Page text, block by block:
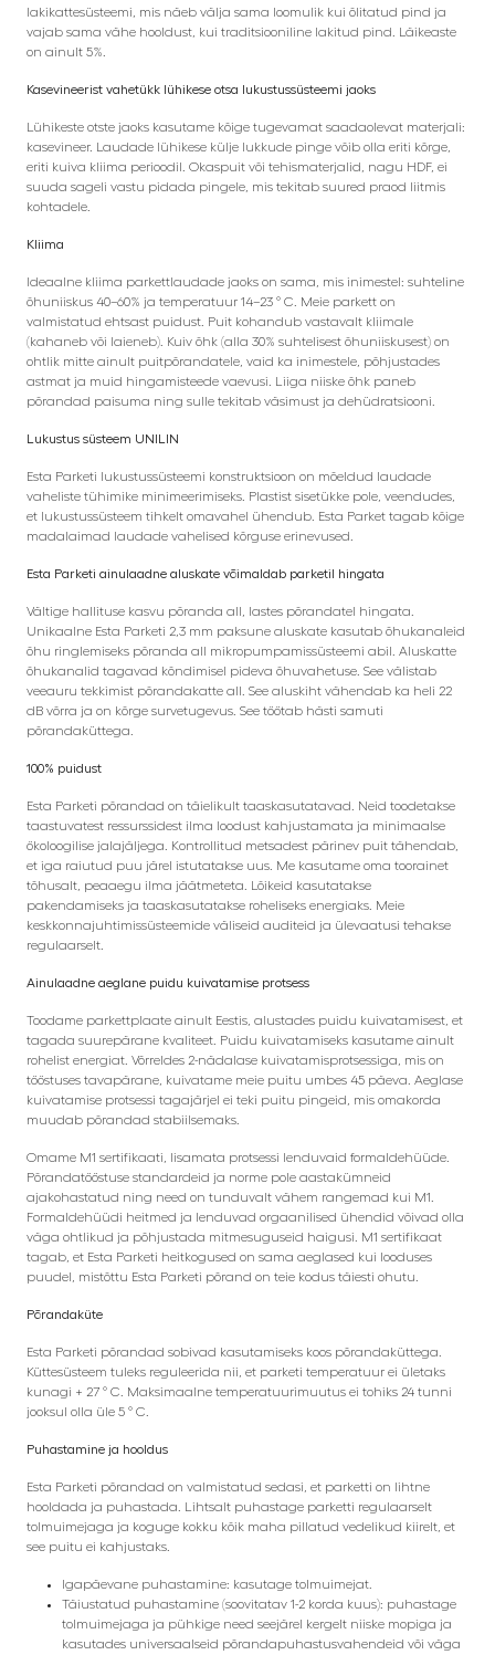
lakikattesüsteemi, mis näeb välja sama loomulik kui õlitatud pind ja
vajab sama vähe hooldust, kui traditsiooniline lakitud pind. Läikeaste
on ainult 5%.
Kasevineerist vahetükk lühikese otsa lukustussüsteemi jaoks
Lühikeste otste jaoks kasutame kõige tugevamat saadaolevat materjali:
kasevineer. Laudade lühikese külje lukkude pinge võib olla eriti kõrge,
eriti kuiva kliima perioodil. Okaspuit või tehismaterjalid, nagu HDF, ei
suuda sageli vastu pidada pingele, mis tekitab suured praod liitmis
kohtadele.
Kliima
Ideaalne kliima parkettlaudade jaoks on sama, mis inimestel: suhteline
õhuniiskus 40–60% ja temperatuur 14–23 ° C. Meie parkett on
valmistatud ehtsast puidust. Puit kohandub vastavalt kliimale
(kahaneb või laieneb). Kuiv õhk (alla 30% suhtelisest õhuniiskusest) on
ohtlik mitte ainult puitpõrandatele, vaid ka inimestele, põhjustades
astmat ja muid hingamisteede vaevusi. Liiga niiske õhk paneb
põrandad paisuma ning sulle tekitab väsimust ja dehüdratsiooni.
Lukustus süsteem UNILIN
Esta Parketi lukustussüsteemi konstruktsioon on mõeldud laudade
vaheliste tühimike minimeerimiseks. Plastist sisetükke pole, veendudes,
et lukustussüsteem tihkelt omavahel ühendub. Esta Parket tagab kõige
madalaimad laudade vahelised kõrguse erinevused.
Esta Parketi ainulaadne aluskate võimaldab parketil hingata
Vältige hallituse kasvu põranda all, lastes põrandatel hingata.
Unikaalne Esta Parketi 2,3 mm paksune aluskate kasutab õhukanaleid
õhu ringlemiseks põranda all mikropumpamissüsteemi abil. Aluskatte
õhukanalid tagavad kõndimisel pideva õhuvahetuse. See välistab
veeauru tekkimist põrandakatte all. See aluskiht vähendab ka heli 22
dB võrra ja on kõrge survetugevus. See töötab hästi samuti
põrandaküttega.
100% puidust
Esta Parketi põrandad on täielikult taaskasutatavad. Neid toodetakse
taastuvatest ressurssidest ilma loodust kahjustamata ja minimaalse
ökoloogilise jalajäljega. Kontrollitud metsadest pärinev puit tähendab,
et iga raiutud puu järel istutatakse uus. Me kasutame oma toorainet
tõhusalt, peaaegu ilma jäätmeteta. Lõikeid kasutatakse
pakendamiseks ja taaskasutatakse roheliseks energiaks. Meie
keskkonnajuhtimissüsteemide väliseid auditeid ja ülevaatusi tehakse
regulaarselt.
Ainulaadne aeglane puidu kuivatamise protsess
Toodame parkettplaate ainult Eestis, alustades puidu kuivatamisest, et
tagada suurepärane kvaliteet. Puidu kuivatamiseks kasutame ainult
rohelist energiat. Võrreldes 2-nädalase kuivatamisprotsessiga, mis on
tööstuses tavapärane, kuivatame meie puitu umbes 45 päeva. Aeglase
kuivatamise protsessi tagajärjel ei teki puitu pingeid, mis omakorda
muudab põrandad stabiilsemaks.
Omame M1 sertifikaati, lisamata protsessi lenduvaid formaldehüüde.
Põrandatööstuse standardeid ja norme pole aastakümneid
ajakohastatud ning need on tunduvalt vähem rangemad kui M1.
Formaldehüüdi heitmed ja lenduvad orgaanilised ühendid võivad olla
väga ohtlikud ja põhjustada mitmesuguseid haigusi. M1 sertifikaat
tagab, et Esta Parketi heitkogused on sama aeglased kui looduses
puudel, mistõttu Esta Parketi põrand on teie kodus täiesti ohutu.
Põrandaküte
Esta Parketi põrandad sobivad kasutamiseks koos põrandaküttega.
Küttesüsteem tuleks reguleerida nii, et parketi temperatuur ei ületaks
kunagi + 27 ° C. Maksimaalne temperatuurimuutus ei tohiks 24 tunni
jooksul olla üle 5 ° C.
Puhastamine ja hooldus
Esta Parketi põrandad on valmistatud sedasi, et parketti on lihtne
hooldada ja puhastada. Lihtsalt puhastage parketti regulaarselt
tolmuimejaga ja koguge kokku kõik maha pillatud vedelikud kiirelt, et
see puitu ei kahjustaks.
Igapäevane puhastamine: kasutage tolmuimejat.
Täiustatud puhastamine (soovitatav 1-2 korda kuus): puhastage
tolmuimejaga ja pühkige need seejärel kergelt niiske mopiga ja
kasutades universaalseid põrandapuhastusvahendeid või väga